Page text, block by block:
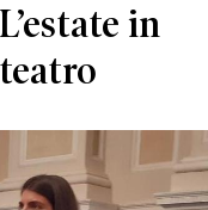
in